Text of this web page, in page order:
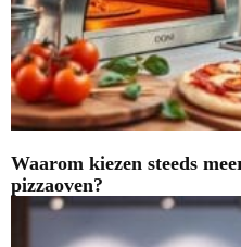
Waarom kiezen steeds
pizzaoven?